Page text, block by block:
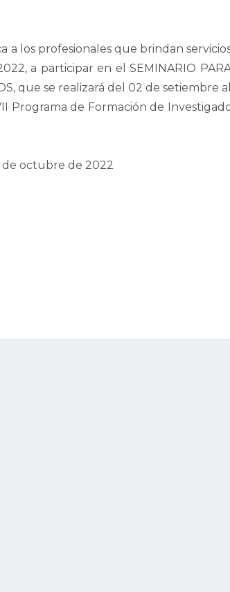
a los profesionales que brindan
a participar en el SEMINARIO
que se realizará del 02 de setiembre
Programa de Formación de
de octubre de 2022